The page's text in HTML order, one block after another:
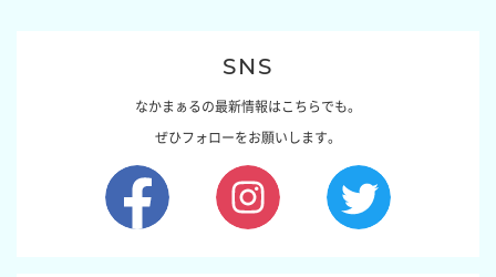
SNS
なかまぁるの最新情報はこちらでも。
ぜひフォローをお願いします。